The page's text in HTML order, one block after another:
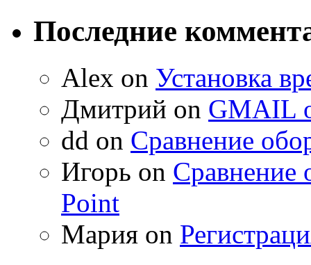
Последние
Alex on Установка
Дмитрий on GMAIL
dd on Сравнение
Игорь on Сравнение
Point
Мария on